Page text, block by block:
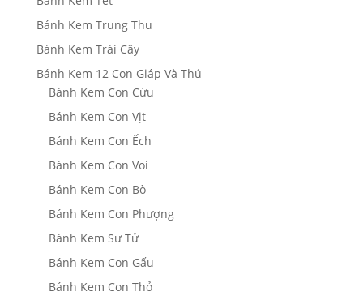
Bánh Kem Trung Thu
Bánh Kem Trái Cây
Bánh Kem 12 Con Giáp Và Thú
Bánh Kem Con Cừu
Bánh Kem Con Vịt
Bánh Kem Con Ếch
Bánh Kem Con Voi
Bánh Kem Con Bò
Bánh Kem Con Phượng
Bánh Kem Sư Tử
Bánh Kem Con Gấu
Bánh Kem Con Thỏ